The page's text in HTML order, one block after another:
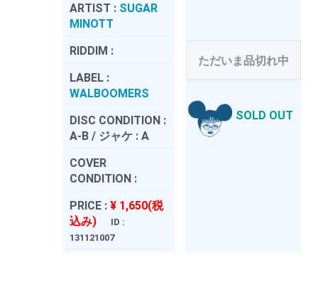
ARTIST : SUGAR
MINOTT
RIDDIM :
LABEL :
WALBOOMERS
DISC CONDITION :
A-B / ジャケ : A
COVER
CONDITION :
PRICE : ¥ 1,650(税
込み)
ID :
131121007
ただいま品切れ中
SOLD OUT